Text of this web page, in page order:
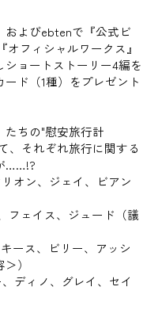
およびebtenで『公式ビ
フィシャルワークス』
ョートストーリー4編を
ド（1種）をプレゼント
たちの"慰安旅行計
それぞれ旅行に関する
……!?
オン、ジェイ、ビアン
フェイス、ジュード（議
ース、ビリー、アッシ
）
ディノ、グレイ、セイ